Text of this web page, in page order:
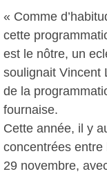
« Comme
cette
est le nôtre, un
soulignait Vincent
de la
fournaise.
Cette année, il y
concentrées
29 novembre,